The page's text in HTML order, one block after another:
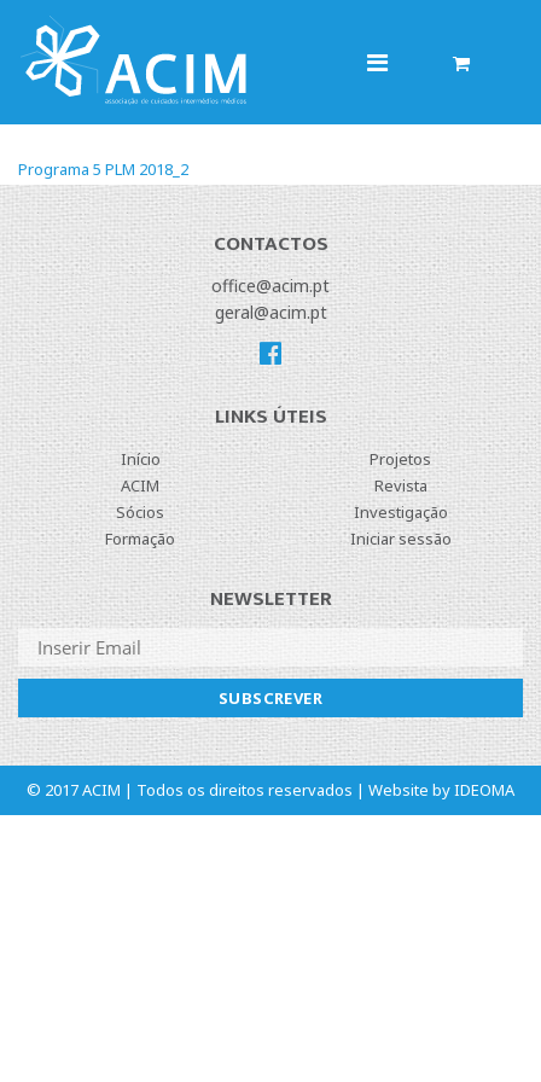
PROGRAMA 5 PLM 2018_2
Programa 5 PLM 2018_2
CONTACTOS
office@acim.pt
geral@acim.pt
LINKS ÚTEIS
Início
ACIM
Sócios
Formação
Projetos
Revista
Investigação
Iniciar sessão
NEWSLETTER
© 2017 ACIM | Todos os direitos reservados | Website byIDEOMA